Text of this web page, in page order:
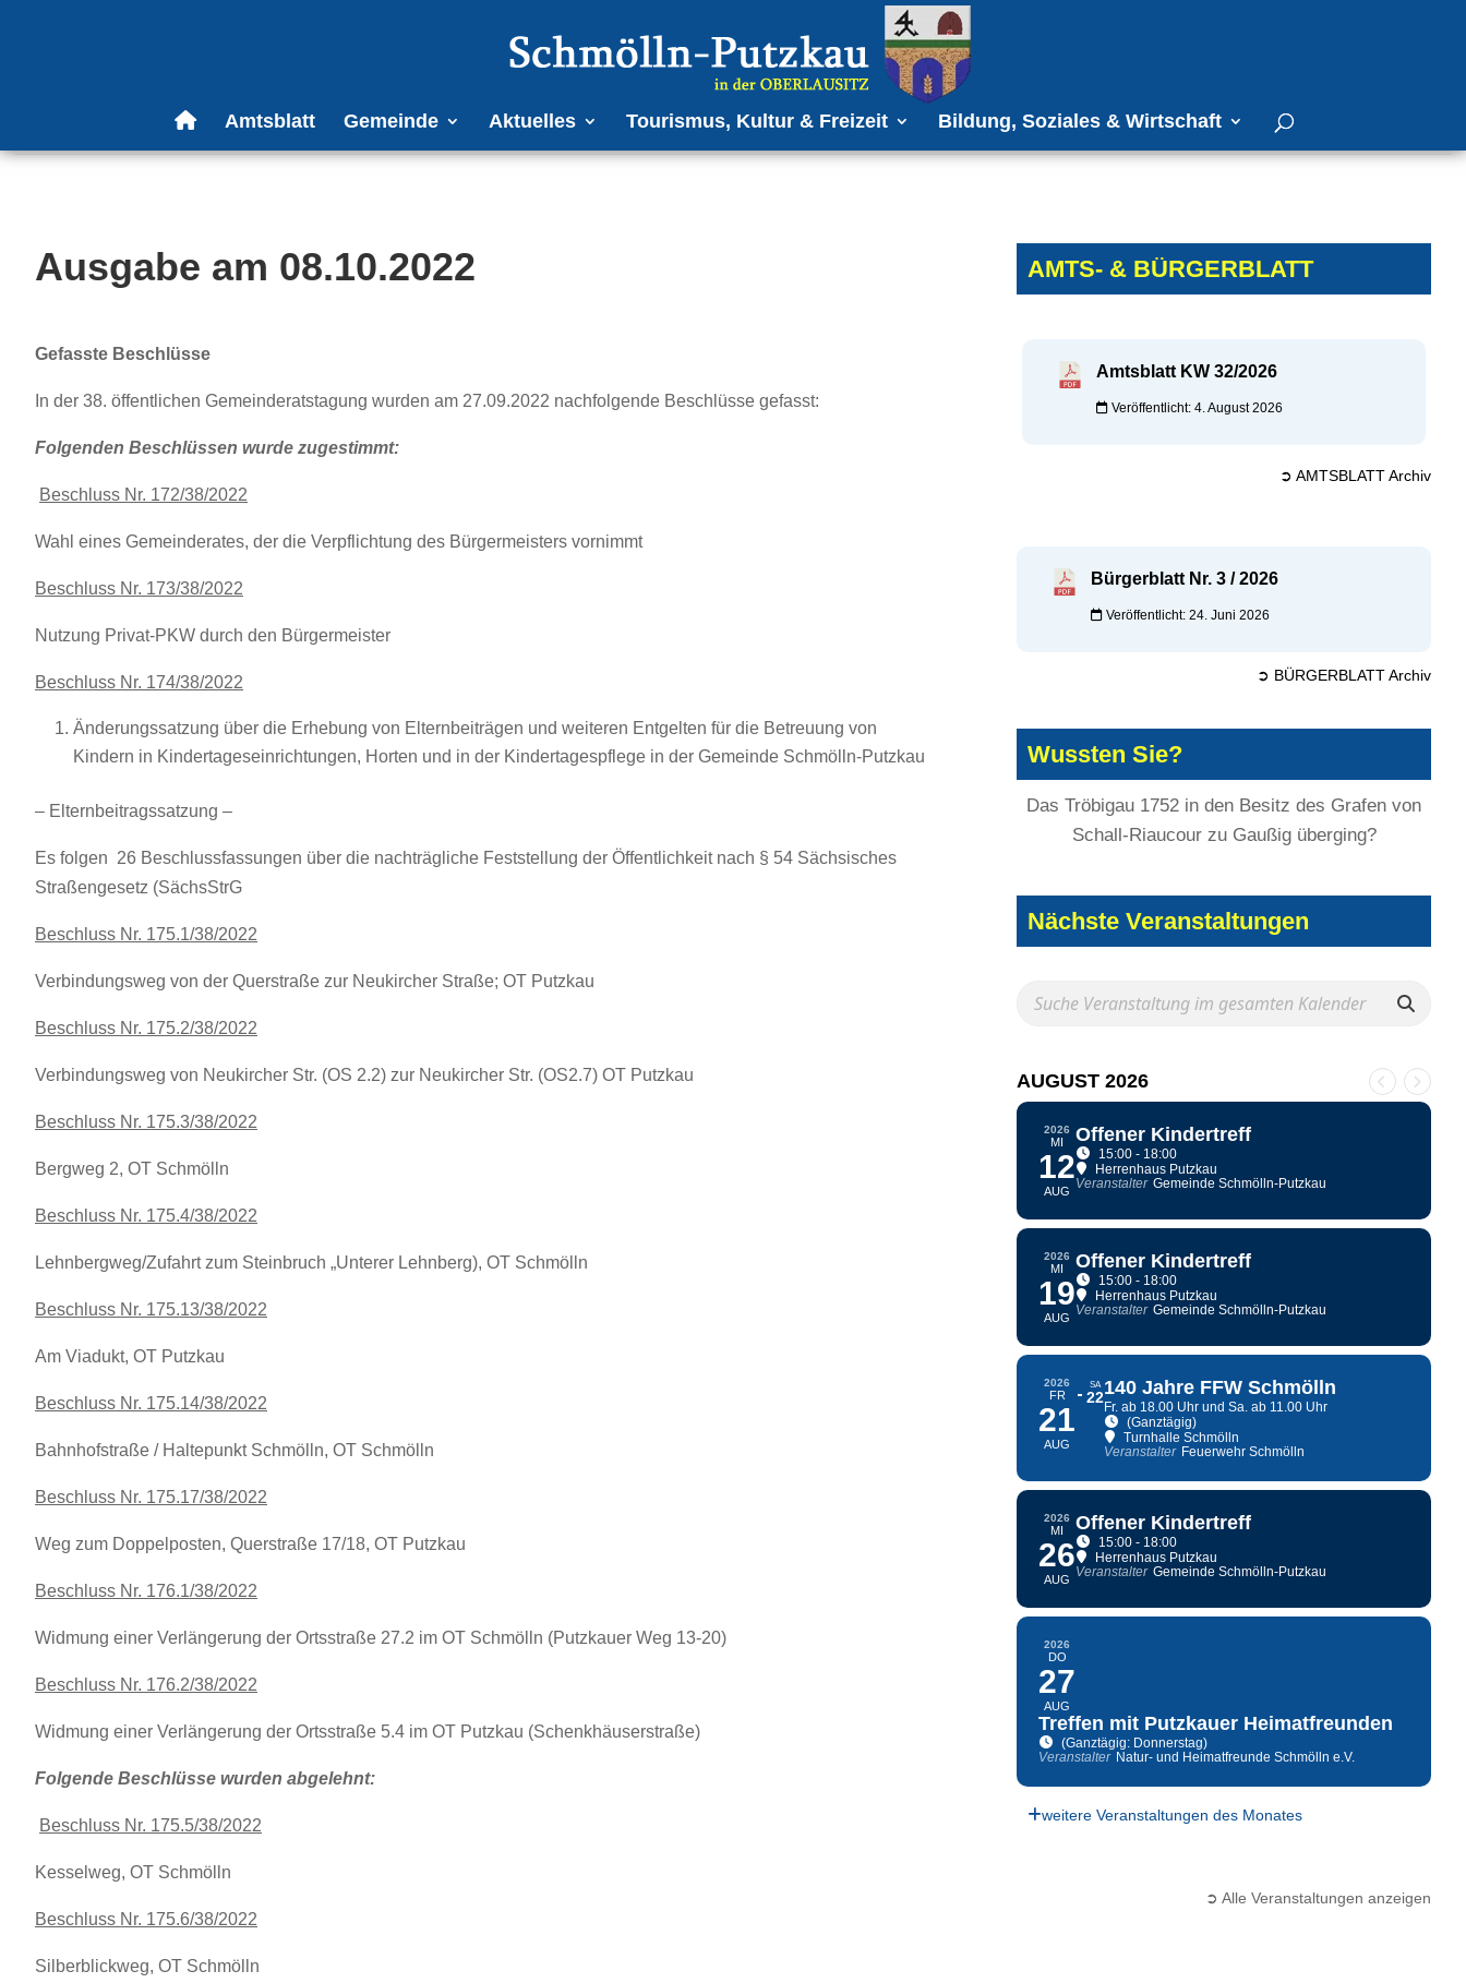
Amtsblatt Gemeinde Aktuelles Tourismus, Kultur & Freizeit Bildung, Soziales & Wirtschaft
Ausgabe am 08.10.2022
Gefasste Beschlüsse
In der 38. öffentlichen Gemeinderatstagung wurden am 27.09.2022 nachfolgende Beschlüsse gefasst:
Folgenden Beschlüssen wurde zugestimmt:
Beschluss Nr. 172/38/2022
Wahl eines Gemeinderates, der die Verpflichtung des Bürgermeisters vornimmt
Beschluss Nr. 173/38/2022
Nutzung Privat-PKW durch den Bürgermeister
Beschluss Nr. 174/38/2022
Änderungssatzung über die Erhebung von Elternbeiträgen und weiteren Entgelten für die Betreuung von
Kindern in Kindertageseinrichtungen, Horten und in der Kindertagespflege in der Gemeinde Schmölln-Putzkau
– Elternbeitragssatzung –
Es folgen 26 Beschlussfassungen über die nachträgliche Feststellung der Öffentlichkeit nach § 54 Sächsisches
Straßengesetz (SächsStrG
Beschluss Nr. 175.1/38/2022
Verbindungsweg von der Querstraße zur Neukircher Straße; OT Putzkau
Beschluss Nr. 175.2/38/2022
Verbindungsweg von Neukircher Str. (OS 2.2) zur Neukircher Str. (OS2.7) OT Putzkau
Beschluss Nr. 175.3/38/2022
Bergweg 2, OT Schmölln
Beschluss Nr. 175.4/38/2022
Lehnbergweg/Zufahrt zum Steinbruch „Unterer Lehnberg), OT Schmölln
Beschluss Nr. 175.13/38/2022
Am Viadukt, OT Putzkau
Beschluss Nr. 175.14/38/2022
Bahnhofstraße / Haltepunkt Schmölln, OT Schmölln
Beschluss Nr. 175.17/38/2022
Weg zum Doppelposten, Querstraße 17/18, OT Putzkau
Beschluss Nr. 176.1/38/2022
Widmung einer Verlängerung der Ortsstraße 27.2 im OT Schmölln (Putzkauer Weg 13-20)
Beschluss Nr. 176.2/38/2022
Widmung einer Verlängerung der Ortsstraße 5.4 im OT Putzkau (Schenkhäuserstraße)
Folgende Beschlüsse wurden abgelehnt:
Beschluss Nr. 175.5/38/2022
Kesselweg, OT Schmölln
Beschluss Nr. 175.6/38/2022
Silberblickweg, OT Schmölln
AMTS- & BÜRGERBLATT
Amtsblatt KW 32/2026
Veröffentlicht: 4. August 2026
➲ AMTSBLATT Archiv
Bürgerblatt Nr. 3 / 2026
Veröffentlicht: 24. Juni 2026
➲ BÜRGERBLATT Archiv
Wussten Sie?
Das Tröbigau 1752 in den Besitz des Grafen von
Schall-Riaucour zu Gaußig überging?
Nächste Veranstaltungen
AUGUST 2026
2026
MI
12
AUG
Offener Kindertreff
15:00 - 18:00
Herrenhaus Putzkau
Veranstalter Gemeinde Schmölln-Putzkau
2026
MI
19
AUG
Offener Kindertreff
15:00 - 18:00
Herrenhaus Putzkau
Veranstalter Gemeinde Schmölln-Putzkau
2026
FR
21
AUG
SA
22140 Jahre FFW Schmölln
Fr. ab 18.00 Uhr und Sa. ab 11.00 Uhr
(Ganztägig)
Turnhalle Schmölln
Veranstalter Feuerwehr Schmölln
2026
MI
26
AUG
Offener Kindertreff
15:00 - 18:00
Herrenhaus Putzkau
Veranstalter Gemeinde Schmölln-Putzkau
2026
DO
27
AUG
Treffen mit Putzkauer Heimatfreunden
(Ganztägig: Donnerstag)
Veranstalter Natur- und Heimatfreunde Schmölln e.V.
weitere Veranstaltungen des Monates
➲ Alle Veranstaltungen anzeigen